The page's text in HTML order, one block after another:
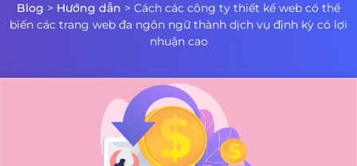
Blog > Hướng dẫn > Cách các công ty thiết kế web có thể
biến các trang web đa ngôn ngữ thành dịch vụ định kỳ có lợi
nhuận cao